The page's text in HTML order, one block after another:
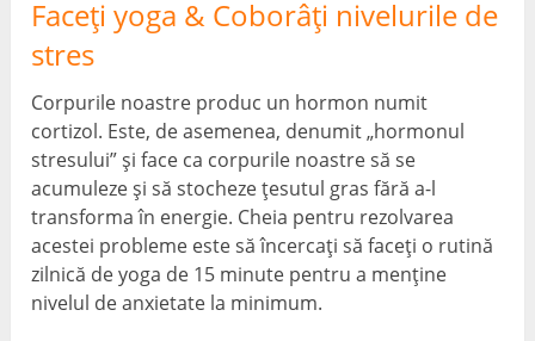
Faceți yoga & Coborâți nivelurile de
stres
Corpurile noastre produc un hormon numit
cortizol. Este, de asemenea, denumit „hormonul
stresului” și face ca corpurile noastre să se
acumuleze și să stocheze țesutul gras fără a-l
transforma în energie. Cheia pentru rezolvarea
acestei probleme este să încercați să faceți o rutină
zilnică de yoga de 15 minute pentru a menține
nivelul de anxietate la minimum.